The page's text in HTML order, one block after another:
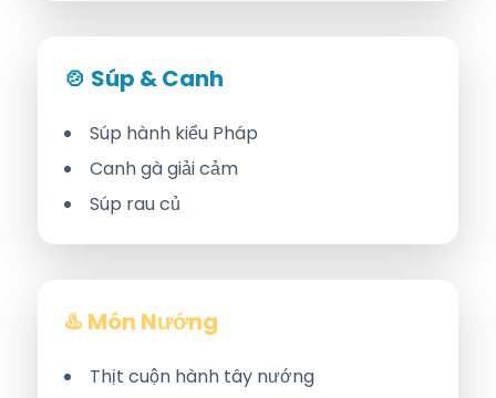
🍲 Súp & Canh
Súp hành kiểu Pháp
Canh gà giải cảm
Súp rau củ
♨️ Món Nướng
Thịt cuộn hành tây nướng